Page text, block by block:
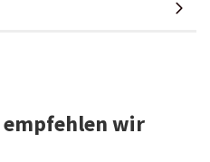
empfehlen wir